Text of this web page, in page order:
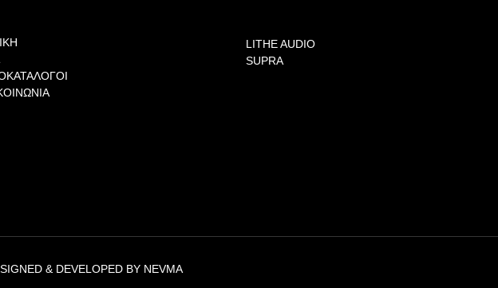
LITHE AUDIO
SUPRA
& DEVELOPED BY NEVMA